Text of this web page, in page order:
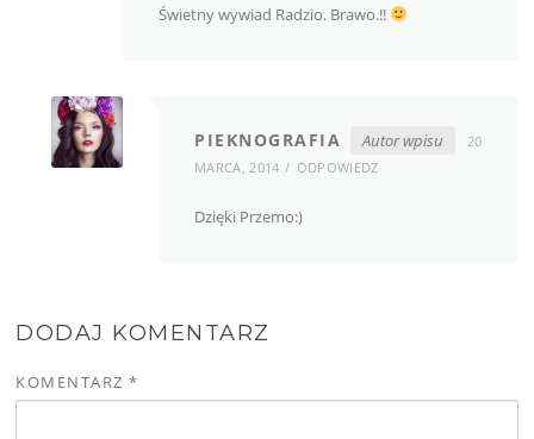
Świetny wywiad Radzio. Brawo.!!
PIEKNOGRAFIA Autor wpisu
20
MARCA, 2014
ODPOWIEDZ
Dzięki Przemo:)
DODAJ KOMENTARZ
KOMENTARZ*